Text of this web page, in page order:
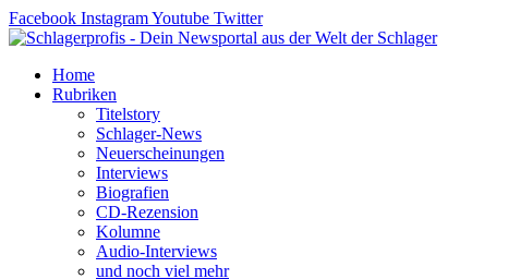
Zum
Inhalt
Facebook InstagramYoutube Twitter
Home
Rubriken
Titelstory
Schlager-News
Neuerscheinungen
Interviews
Biografien
CD-Rezension
Kolumne
Audio-Interviews
und noch viel mehr